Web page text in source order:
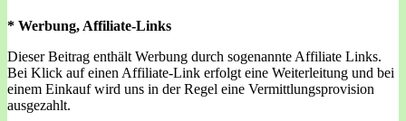
* Werbung, Affiliate-Links
Dieser Beitrag enthält Werbung durch sogenannte Affiliate Links.
Bei Klick auf einen Affiliate-Link erfolgt eine Weiterleitung und bei
einem Einkauf wird uns in der Regel eine Vermittlungsprovision
ausgezahlt.